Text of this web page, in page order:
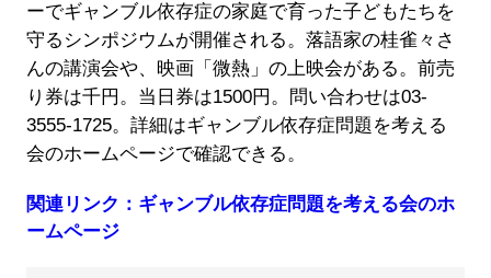
ーでギャンブル依存症の家庭で育った子どもたちを
守るシンポジウムが開催される。落語家の桂雀々さ
んの講演会や、映画「微熱」の上映会がある。前売
り券は千円。当日券は1500円。問い合わせは03-
3555-1725。詳細はギャンブル依存症問題を考える
会のホームページで確認できる。
関連リンク：ギャンブル依存症問題を考える会のホ
ームページ